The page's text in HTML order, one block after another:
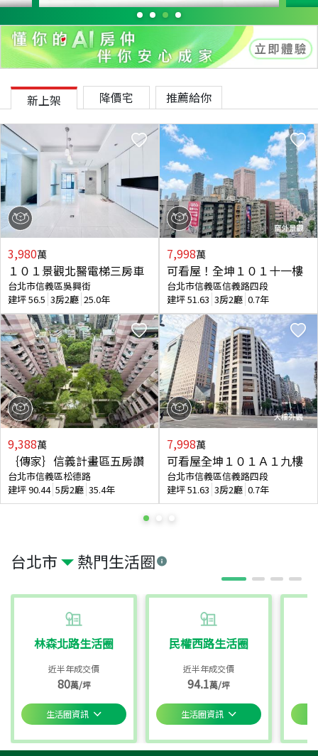
台北市 熱門生活圈
林森北路生活圈
近半年成交價
80萬/坪
生活圈資訊
民權西路生活圈
近半年成交價
94.1萬/坪
生活圈資訊
新上架 降價宅 推薦給你
3,980萬
１０１景觀北醫電梯三房車
台北市信義區吳興街
建坪56.5 3房2廳 25.0年
9,388萬
｛傳家｝信義計畫區五房讚
台北市信義區松德路
建坪90.44 5房2廳 35.4年
7,998萬
可看屋！全坤１０１十一樓
台北市信義區信義路四段
建坪51.63 3房2廳 0.7年
7,998萬
可看屋全坤１０１Ａ１九樓
台北市信義區信義路四段
建坪51.63 3房2廳 0.7年